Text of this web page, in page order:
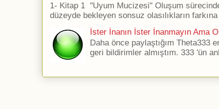
1- Kitap 1 ''Uyum Mucizesi'' Oluşum
düzeyde bekleyen sonsuz olasılıkların
İster İnanın İster İnanmayın Ama
Daha önce paylaştığım Theta333
geri bildirimler almıştım. 333 'ün